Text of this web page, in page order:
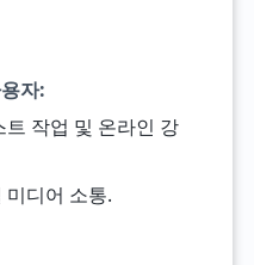
자:
작업 및 온라인 강
미디어 소통.